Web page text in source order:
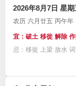
2026年8月7日 星期
农历 六月廿五 丙午年
宜：破土 移徙 解除
忌：移徙 上梁 放水